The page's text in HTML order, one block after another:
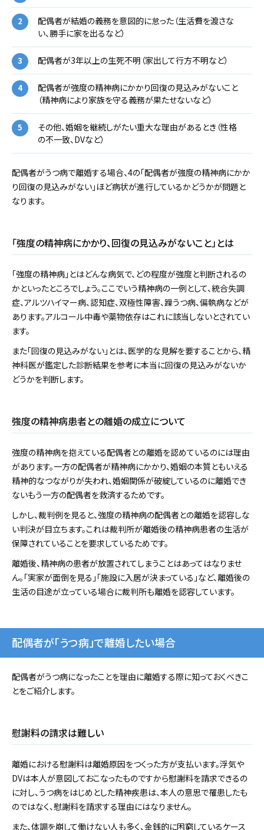
配偶者が結婚の義務を意図的に怠った（生活費を渡さな
い、勝手に家を出るなど）
配偶者が3年以上の生死不明（家出して行方不明など）
配偶者が強度の精神病にかかり回復の見込みがないこと
（精神病により家族を守る義務が果たせないなど）
その他、婚姻を継続しがたい重大な理由があるとき（性格
の不一致、DVなど）
配偶者がうつ病で離婚する場合、4の「配偶者が強度の精神病にかか
り回復の見込みがない」ほど病状が進行しているかどうかが問題と
なります。
「強度の精神病にかかり、回復の見込みがないこと」とは
「強度の精神病」とはどんな病気で、どの程度が強度と判断されるの
かといったところでしょう。ここでいう精神病の一例として、統合失調
症、アルツハイマー病、認知症、双極性障害、躁うつ病、偏執病などが
あります。アルコール中毒や薬物依存はこれに該当しないとされてい
ます。
また「回復の見込みがない」とは、医学的な見解を要することから、精
神科医が鑑定した診断結果を参考に本当に回復の見込みがないか
どうかを判断します。
強度の精神病患者との離婚の成立について
強度の精神病を抱えている配偶者との離婚を認めているのには理由
があります。一方の配偶者が精神病にかかり、婚姻の本質ともいえる
精神的なつながりが失われ、婚姻関係が破綻しているのに離婚でき
ないもう一方の配偶者を救済するためです。
しかし、裁判例を見ると、強度の精神病の配偶者との離婚を認容しな
い判決が目立ちます。これは裁判所が離婚後の精神病患者の生活が
保障されていることを要求しているためです。
離婚後、精神病の患者が放置されてしまうことはあってはなりませ
ん。「実家が面倒を見る」「施設に入居が決まっている」など、離婚後の
生活の目途が立っている場合に裁判所も離婚を認容しています。
配偶者が「うつ病」で離婚したい場合
配偶者がうつ病になったことを理由に離婚する際に知っておくべきこ
とをご紹介します。
慰謝料の請求は難しい
離婚における慰謝料は離婚原因をつくった方が支払います。浮気や
DVは本人が意図しておこなったものですから慰謝料を請求できるの
に対し、うつ病をはじめとした精神疾患は、本人の意思で罹患したも
のではなく、慰謝料を請求する理由にはなりません。
また、体調を崩して働けない人も多く、金銭的に困窮しているケース